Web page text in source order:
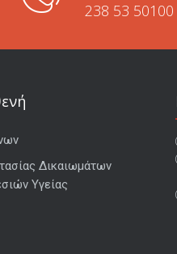
238 53 50100
Δικαιωμάτων
Υγείας